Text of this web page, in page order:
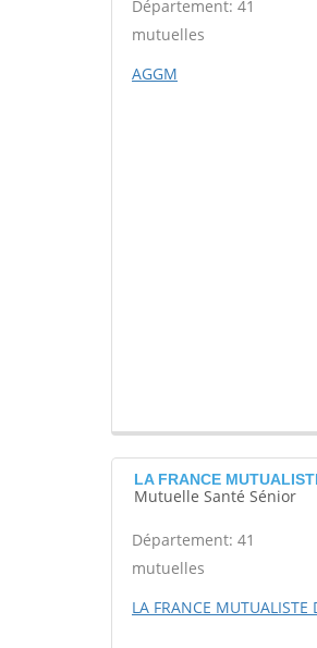
Département: 41
mutuelles
AGGM
LA FRANCE
Mutuelle Santé Sénior
Département: 41
mutuelles
LA FRANCE MUTUALISTE